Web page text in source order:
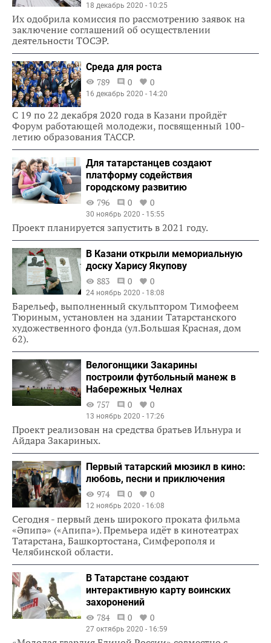
18 декабрь 2020 - 10:25
Их одобрила комиссия по рассмотрению заявок на
заключение соглашений об осуществлении
деятельности ТОСЭР.
Среда для роста
789
0 0
16 декабрь 2020 - 14:20
С 19 по 22 декабря 2020 года в Казани пройдёт
Форум работающей молодежи, посвященный 100-
летию образования ТАССР.
Для татарстанцев создают
платформу содействия
городскому развитию
796
0 0
30 ноябрь 2020 - 15:55
Проект планируется запустить в 2021 году.
В Казани открыли мемориальную
доску Харису Якупову
883
0 0
24 ноябрь 2020 - 18:08
Барельеф, выполненный скульптором Тимофеем
Тюриным, установлен на здании Татарстанского
художественного фонда (ул.Большая Красная, дом
62).
Велогонщики Закарины
построили футбольный манеж в
Набережных Челнах
757
0 0
13 ноябрь 2020 - 17:26
Проект реализован на средства братьев Ильнура и
Айдара Закариных.
Первый татарский мюзикл в кино:
любовь, песни и приключения
974
0 0
12 ноябрь 2020 - 16:08
Сегодня - первый день широкого проката фильма
«Әпипә» («Апипа»). Премьера идёт в кинотеатрах
Татарстана, Башкортостана, Симферополя и
Челябинской области.
В Татарстане создают
интерактивную карту воинских
захоронений
784
0 0
27 октябрь 2020 - 16:59